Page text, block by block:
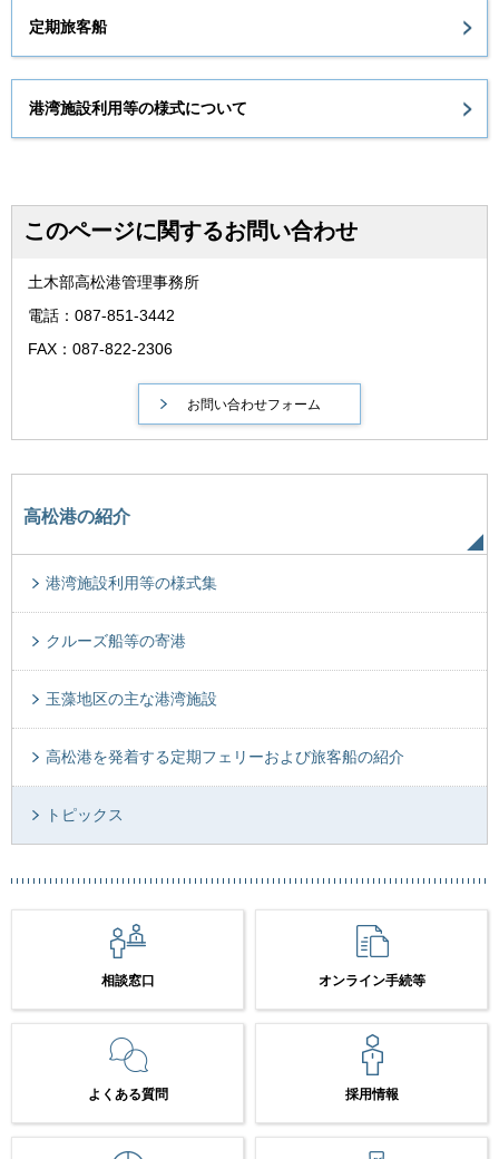
定期旅客船
港湾施設利用等の様式について
このページに関するお問い合わせ
土木部高松港管理事務所
電話：087-851-3442
FAX：087-822-2306
高松港の紹介
港湾施設利用等の様式集
クルーズ船等の寄港
玉藻地区の主な港湾施設
高松港を発着する定期フェリーおよび旅客船の紹介
トピックス
相談窓口 オンライン手続等
よくある質問 採用情報